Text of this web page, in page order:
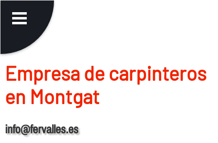
Empresa de carpinteros
en Montgat
info@fervalles.es